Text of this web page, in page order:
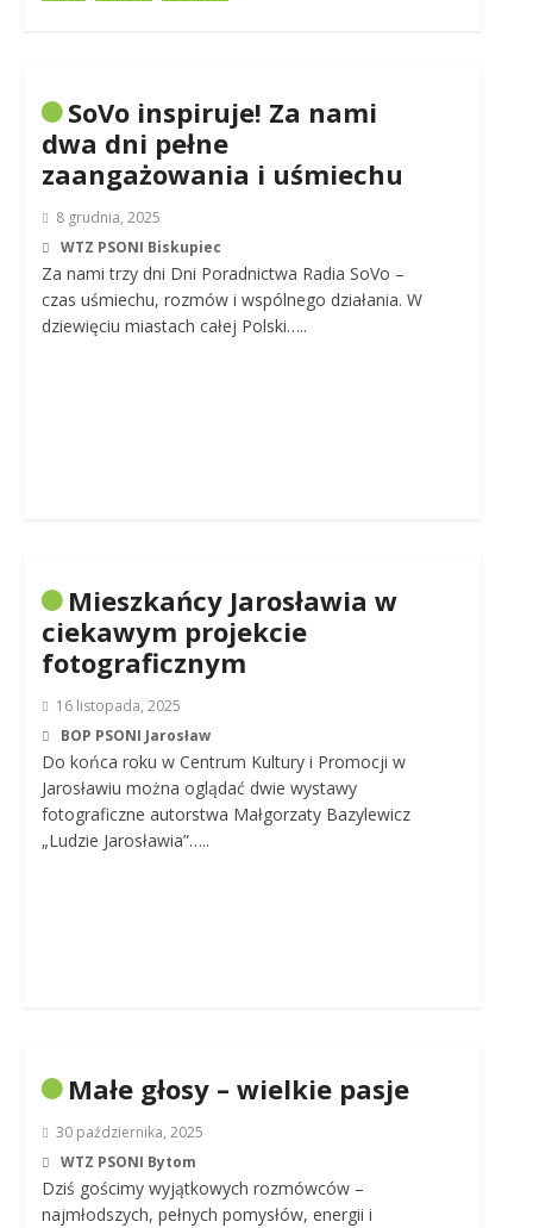
SoVo inspiruje! Za nami
dwa dni pełne
zaangażowania i uśmiechu
8 grudnia, 2025
WTZ PSONI Biskupiec
Za nami trzy dni Dni Poradnictwa Radia SoVo –
czas uśmiechu, rozmów i wspólnego działania. W
dziewięciu miastach całej Polski…..
Mieszkańcy Jarosławia w
ciekawym projekcie
fotograficznym
16 listopada, 2025
BOP PSONI Jarosław
Do końca roku w Centrum Kultury i Promocji w
Jarosławiu można oglądać dwie wystawy
fotograficzne autorstwa Małgorzaty Bazylewicz
„Ludzie Jarosławia”…..
Małe głosy – wielkie pasje
30 października, 2025
WTZ PSONI Bytom
Dziś gościmy wyjątkowych rozmówców –
najmłodszych, pełnych pomysłów, energii i